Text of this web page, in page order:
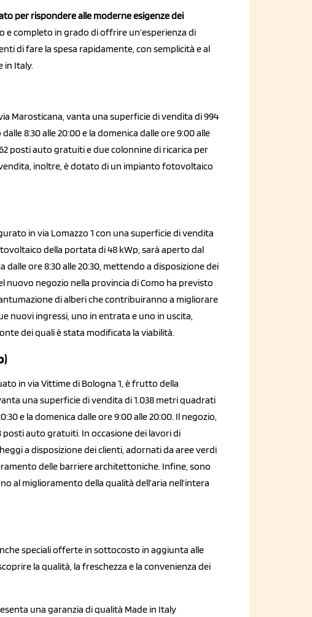
per rispondere alle moderne esigenze dei
completo in grado di offrire un’esperienza di
di fare la spesa rapidamente, con semplicità e al
in Italy.
Marosticana, vanta una superficie di vendita di 994
8:30 alle 20:00 e la domenica dalle ore 9:00 alle
posti auto gratuiti e due colonnine di ricarica per
inoltre, è dotato di un impianto fotovoltaico
in via Lomazzo 1 con una superficie di vendita
della portata di 48 kWp, sarà aperto dal
dalle ore 8:30 alle 20:30, mettendo a disposizione dei
nuovo negozio nella provincia di Como ha previsto
di alberi che contribuiranno a migliorare
nuovi ingressi, uno in entrata e uno in uscita,
dei quali è stata modificata la viabilità.
in via Vittime di Bologna 1, è frutto della
una superficie di vendita di 1.038 metri quadrati
e la domenica dalle ore 9:00 alle 20:00. Il negozio,
posti auto gratuiti. In occasione dei lavori di
a disposizione dei clienti, adornati da aree verdi
delle barriere architettoniche. Infine, sono
al miglioramento della qualità dell’aria nell’intera
speciali offerte in sottocosto in aggiunta alle
la qualità, la freschezza e la convenienza dei
una garanzia di qualità Made in Italy